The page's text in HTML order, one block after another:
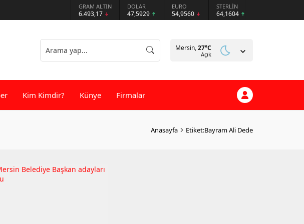
GRAM ALTIN
6.493,17
DOLAR
47,5929
EURO
54,9560
STERLİN
64,1604
Mersin,27°C
Açık
Kim Kimdir? Künye Firmalar
Anasayfa Etiket:Bayram Ali Dede